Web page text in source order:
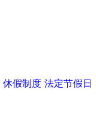
休假制度 法定节假日